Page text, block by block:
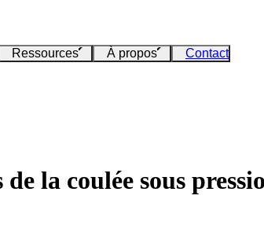
Ressources À propos Contact
la coulée sous